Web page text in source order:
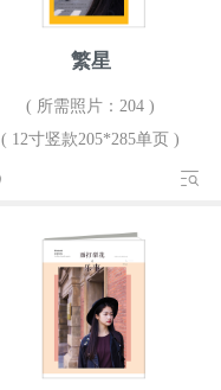
繁星
( 所需照片：204 )
( 12寸竖款205*285单页 )